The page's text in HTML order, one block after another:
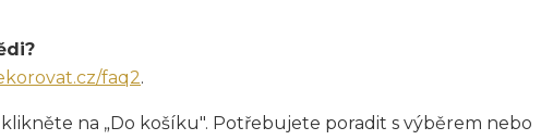
faq2.
na „Do košíku". Potřebujete poradit s výběrem nebo